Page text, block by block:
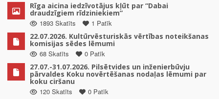
Rīga aicina iedzīvotājus kļūt par “Dabai
draudzīgiem rīdziniekiem”
1893 Skatīts
1 Patīk
22.07.2026. Kultūrvēsturiskās vērtības noteikšanas
komisijas sēdes lēmumi
68 Skatīts
0 Patīk
27.07.-31.07.2026. Pilsētvides un inženierbūvju
pārvaldes Koku novērtēšanas nodaļas lēmumi par
koku ciršanu
120 Skatīts
0 Patīk